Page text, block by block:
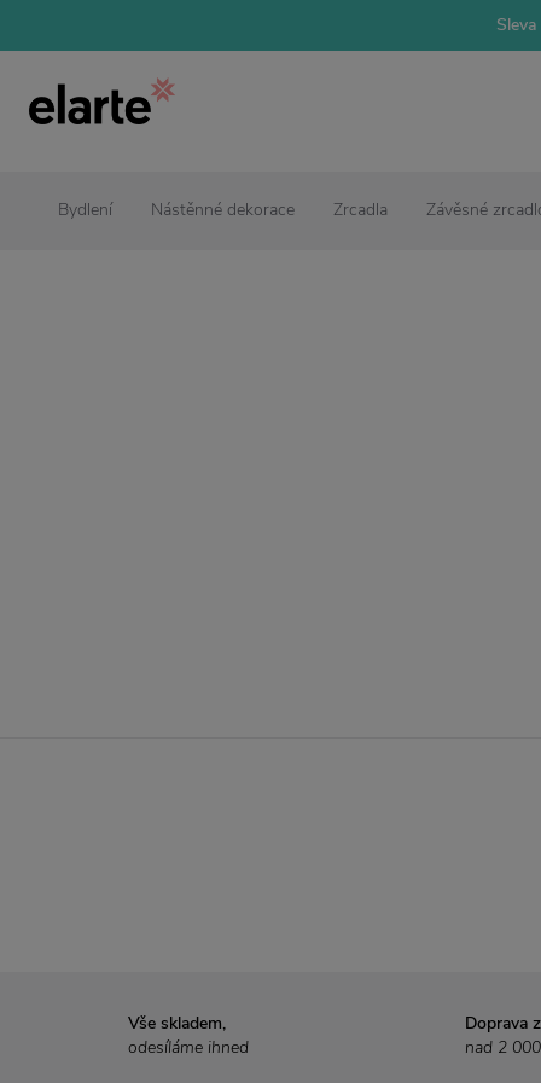
Bydlení Nástěnné dekorace Zrcadla Závěsné
Vše skladem,
odesíláme ihned
Doprava
nad 2